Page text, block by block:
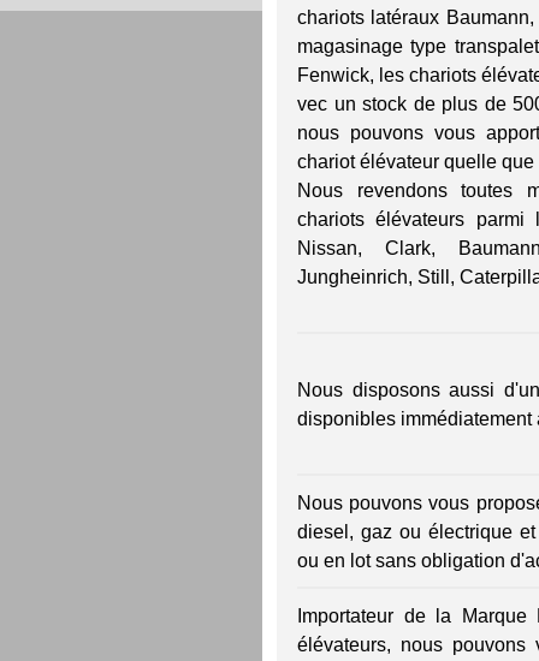
chariots latéraux
magasinage type
Fenwick, les chariots
vec un stock de plus de
nous pouvons vous
chariot élévateur quelle
Nous revendons toutes
chariots élévateurs
Nissan, Clark,
Jungheinrich, Still,
Nous disposons aussi
disponibles
Nous pouvons vous
diesel, gaz ou électrique
ou en lot sans obligation
Importateur de la
élévateurs, nous